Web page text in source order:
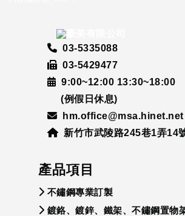
03-5335088
03-5429477
9:00~12:00 13:30~18:00
(例假日休息)
hm.office@msa.hinet.net
新竹市武陵路245巷1弄14
產品項目
不鏽鋼專業訂製
鍍鉻、鍍鋅、鐵架、不鏽鋼置物